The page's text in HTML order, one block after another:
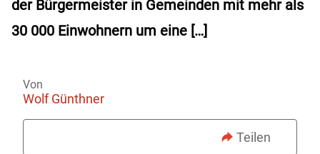
der Bürgermeister in Gemeinden mit mehr als
30 000 Einwohnern um eine […]
Von
Wolf Günthner
Teilen